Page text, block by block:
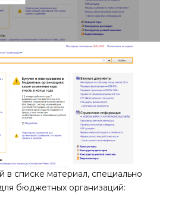
списке материал, специально
бюджетных организаций: